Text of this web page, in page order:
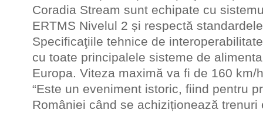
Coradia Stream sunt echipate cu
ERTMS Nivelul 2 și respectă
Specificaţiile tehnice de
cu toate principalele sisteme de
Europa. Viteza maximă va fi de 160 km/
“Este un eveniment istoric, fiind pentru
României când se achiziționează